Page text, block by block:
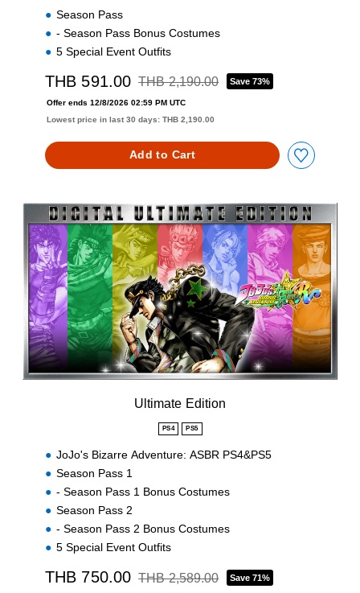
s
h
p
a
e
s
e
)
Season Pass
- Season Pass Bonus Costumes
5 Special Event Outfits
THB 591.00 Discounted from original price of THB
THB 2,190.00 Save 73%
Offer ends 12/8/2026 02:59 PM UTC
Lowest price in last 30 days: THB 2,190.00
Add to Cart
m
a
E
d
i
t
Ultimate Edition
PS4 PS5
JoJo's Bizarre Adventure: ASBR PS4&PS5
Season Pass 1
- Season Pass 1 Bonus Costumes
Season Pass 2
- Season Pass 2 Bonus Costumes
5 Special Event Outfits
THB 750.00 Discounted from original price of THB
THB 2,589.00 Save 71%